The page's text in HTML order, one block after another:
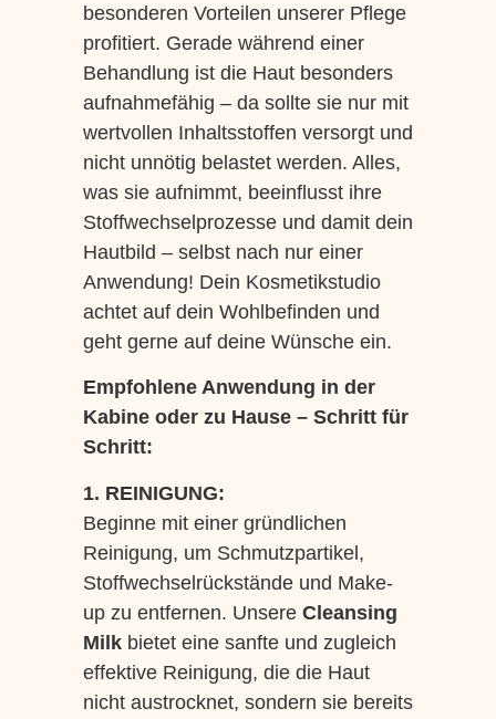
besonderen Vorteilen unserer Pflege
profitiert. Gerade während einer
Behandlung ist die Haut besonders
aufnahmefähig – da sollte sie nur mit
wertvollen Inhaltsstoffen versorgt und
nicht unnötig belastet werden. Alles,
was sie aufnimmt, beeinflusst ihre
Stoffwechselprozesse und damit dein
Hautbild – selbst nach nur einer
Anwendung! Dein Kosmetikstudio
achtet auf dein Wohlbefinden und
geht gerne auf deine Wünsche ein.
Empfohlene Anwendung in der
Kabine oder zu Hause – Schritt für
Schritt:
1. REINIGUNG:
Beginne mit einer gründlichen
Reinigung, um Schmutzpartikel,
Stoffwechselrückstände und Make-
up zu entfernen. UnsereCleansing
Milkbietet eine sanfte und zugleich
effektive Reinigung, die die Haut
nicht austrocknet, sondern sie bereits